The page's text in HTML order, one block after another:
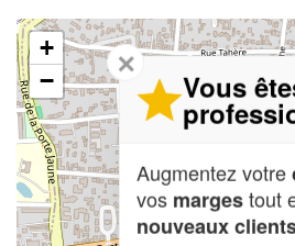
+
−
✕
Vous
Augmentez votre
vos margestout
nouveaux